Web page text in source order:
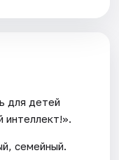
для детей
интеллект!».
семейный.